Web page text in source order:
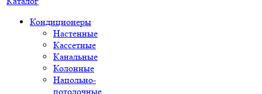
Кондиционеры
Настенные
Кассетные
Канальные
Колонные
Напольно-
потолочные